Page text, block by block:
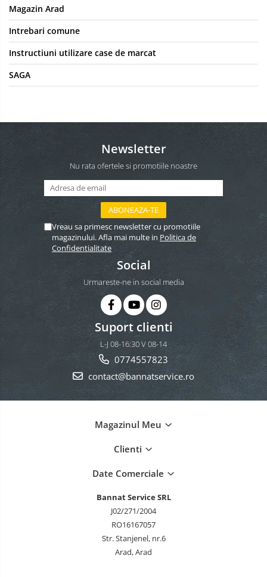
Magazin Arad
Intrebari comune
Instructiuni utilizare case de marcat
SAGA
Newsletter
Nu rata ofertele si promotiile noastre
Vreau sa primesc newsletter cu promotiile
magazinului. Afla mai multe in Politica de
Confidentialitate
Social
Urmareste-ne in social media
Suport clienti
L-J 08-16:30 V 08-14
0774557823
contact@bannatservice.ro
Magazinul Meu
Clienti
Date Comerciale
Bannat Service SRL
J02/271/2004
RO16167057
Str. Stanjenel, nr.6
Arad, Arad